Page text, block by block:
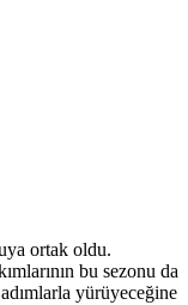
ortak oldu.
bu sezonu da
yürüyeceğine